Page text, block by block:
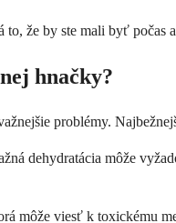
že by ste mali byť
hnačky?
problémy.
dehydratácia môže
môže viesť k toxickému